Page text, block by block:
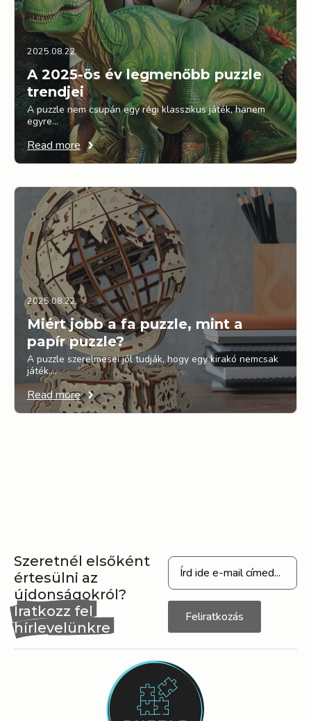
A 2025-ös év legmenőbb puzzle
trendjei
2025.08.22.
A puzzle nem csupán egy régi klasszikus játék, hanem
egyre…
Read more
Miért jobb a fa puzzle, mint a
papír puzzle?
2025.08.22.
A puzzle szerelmesei jól tudják, hogy egy kirakó nemcsak
játék,…
Read more
Szeretnél elsőként
értesülni az
újdonságokról?
Iratkozz fel
hírlevelünkre
Feliratkozás